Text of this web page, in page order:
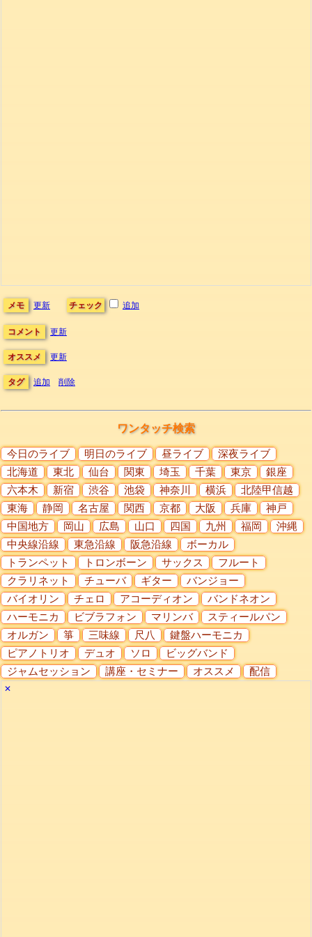
メモ 更新 チェック 追加
コメント 更新
オススメ 更新
タグ 追加 削除
ワンタッチ検索
今日のライブ 明日のライブ 昼ライブ
深夜ライブ
北海道
東北 仙台 関東 埼玉 千葉 東京
銀座
六本木
新宿 渋谷 池袋 神奈川 横浜
北陸甲信越
東海
静岡 名古屋 関西 京都 大阪 兵庫
神戸
中国地方
岡山 広島 山口 四国 九州 福岡
沖縄
中央線沿線
東急沿線 阪急沿線
ボーカル
トランペット
トロンボーン サックス
フルート
クラリネット
チューバ ギター
バンジョー
バイオリン
チェロ アコーディオン
バンドネオン
ハーモニカ
ビブラフォン マリンバ
スティールパン
オルガン
箏 三味線 尺八
鍵盤ハーモニカ
ピアノトリオ
デュオ ソロ
ビッグバンド
ジャムセッション
講座・セミナー オススメ 配信
✕